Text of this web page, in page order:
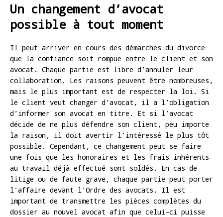
Un changement d’avocat
possible à tout moment
Il peut arriver en cours des démarches du divorce
que la confiance soit rompue entre le client et son
avocat. Chaque partie est libre d’annuler leur
collaboration. Les raisons peuvent être nombreuses,
mais le plus important est de respecter la loi. Si
le client veut changer d’avocat, il a l’obligation
d’informer son avocat en titre. Et si l’avocat
décide de ne plus défendre son client, peu importe
la raison, il doit avertir l’intéressé le plus tôt
possible. Cependant, ce changement peut se faire
une fois que les honoraires et les frais inhérents
au travail déjà effectué sont soldés. En cas de
litige ou de faute grave, chaque partie peut porter
l’affaire devant l’Ordre des avocats. Il est
important de transmettre les pièces complètes du
dossier au nouvel avocat afin que celui-ci puisse